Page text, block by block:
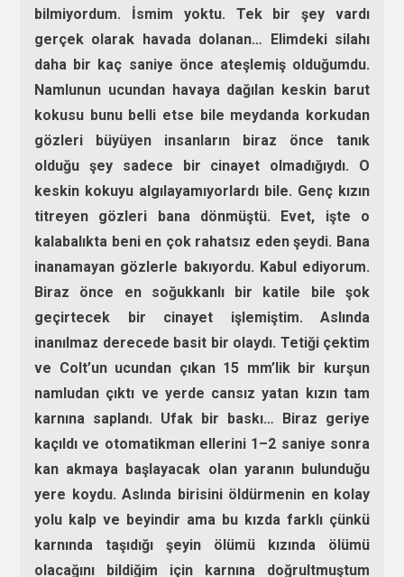
bilmiyordum. İsmim yoktu. Tek bir şey vardı
gerçek olarak havada dolanan… Elimdeki silahı
daha bir kaç saniye önce ateşlemiş olduğumdu.
Namlunun ucundan havaya dağılan keskin barut
kokusu bunu belli etse bile meydanda korkudan
gözleri büyüyen insanların biraz önce tanık
olduğu şey sadece bir cinayet olmadığıydı. O
keskin kokuyu algılayamıyorlardı bile. Genç kızın
titreyen gözleri bana dönmüştü. Evet, işte o
kalabalıkta beni en çok rahatsız eden şeydi. Bana
inanamayan gözlerle bakıyordu. Kabul ediyorum.
Biraz önce en soğukkanlı bir katile bile şok
geçirtecek bir cinayet işlemiştim. Aslında
inanılmaz derecede basit bir olaydı. Tetiği çektim
ve Colt’un ucundan çıkan 15 mm’lik bir kurşun
namludan çıktı ve yerde cansız yatan kızın tam
karnına saplandı. Ufak bir baskı… Biraz geriye
kaçıldı ve otomatikman ellerini 1–2 saniye sonra
kan akmaya başlayacak olan yaranın bulunduğu
yere koydu. Aslında birisini öldürmenin en kolay
yolu kalp ve beyindir ama bu kızda farklı çünkü
karnında taşıdığı şeyin ölümü kızında ölümü
olacağını bildiğim için karnına doğrultmuştum